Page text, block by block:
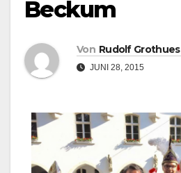
Beckum
Von Rudolf Grothues
JUNI 28, 2015